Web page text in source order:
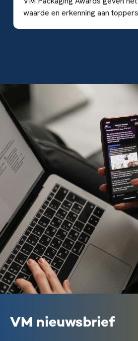
waarde en erkenning aan
VM nieuwsbrief